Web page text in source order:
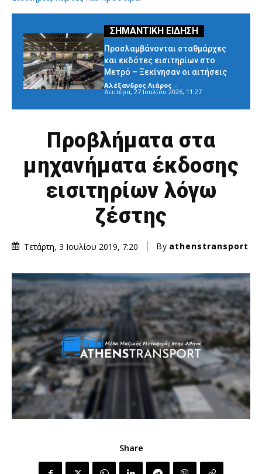
Προσλαμβάνονται σταθμάρχες
και εκδότες εισιτηρίων στο
Μετρό – Ξεκίνησαν οι αιτήσεις
Αλέξανδρος Λιάρος -
Δευτέρα, 27 Ιουλίου 2026, 11:27
Προβλήματα στα
μηχανήματα έκδοσης
εισιτηρίων λόγω
ζέστης
Τετάρτη, 3 Ιουλίου 2019, 7:20 By athenstransport
Share